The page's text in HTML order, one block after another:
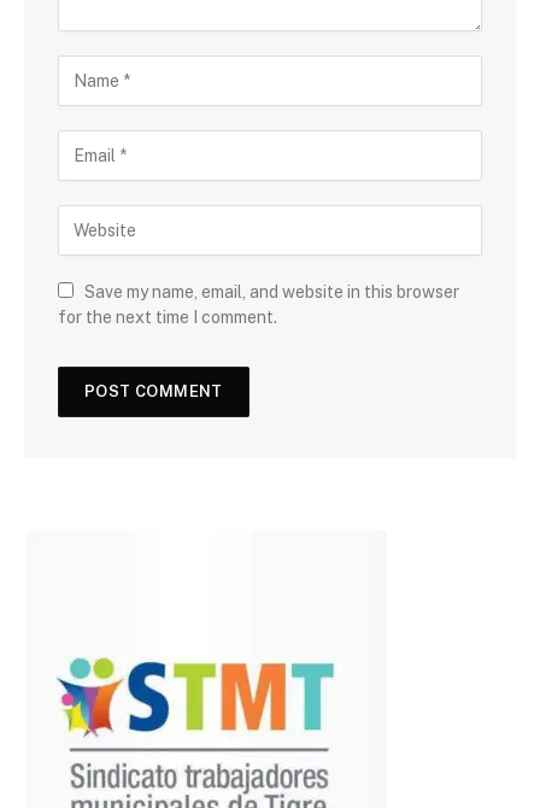
Save my name, email, and website in this browser
for the next time I comment.